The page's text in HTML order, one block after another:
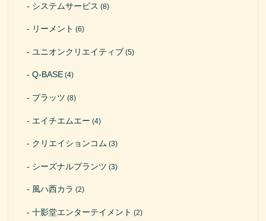
システムサービス (8)
リーメント (6)
ユニオンクリエイティブ (5)
Q-BASE (4)
プラッツ (8)
エイチエムエー (4)
クリエイションコム (3)
シーズナルプランツ (3)
風ハ西カラ (2)
十影堂エンターテイメント (2)